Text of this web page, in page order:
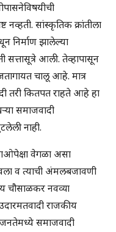
नव्हती. सांस्कृतिक क्रांतीला
निर्माण झालेल्या
सत्तासूत्रे आली. तेव्हापासून
चालू आहे. मात्र
तरी कितपत राहते आहे हा
समाजवादी
नाही.
वेगळा असा
व त्याची अंमलबजावणी
चौसाळकर नवव्या
राजकीय
जनतेमध्ये समाजवादी